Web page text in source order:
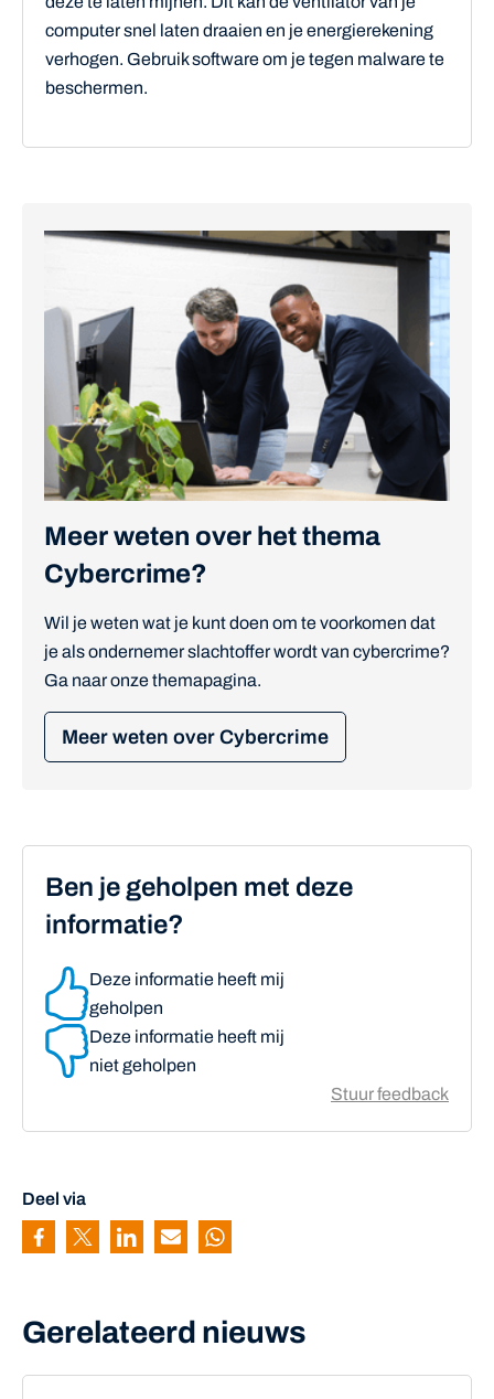
computer snel laten draaien en je energierekening
verhogen. Gebruik software om je tegen malware te
beschermen.
Meer weten over het thema
Cybercrime?
Wil je weten wat je kunt doen om te voorkomen dat
je als ondernemer slachtoffer wordt van cybercrime?
Ga naar onze themapagina.
Meer weten over Cybercrime
Ben je geholpen met deze
informatie?
Deze informatie heeft mij
geholpen
Deze informatie heeft mij
niet geholpen
Stuur feedback
Deel via
Pagina delen via Facebook
Pagina delen via Twitter
Pagina delen via Linkedin
Pagina delen via Mail
Pagina delen via Whatsapp
Gerelateerd nieuws